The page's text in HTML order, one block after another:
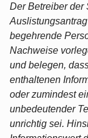
Der Betreiber der
begehrende
Nachweise
und belegen,
enthaltenen
oder zumindest
unbedeutender
unrichtig sei.